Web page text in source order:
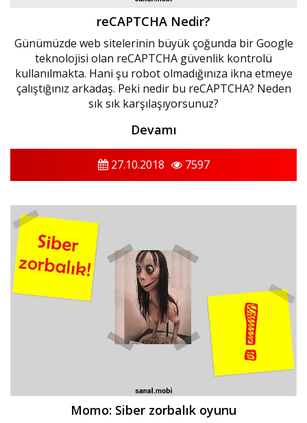
reCAPTCHA Nedir?
Günümüzde web sitelerinin büyük çoğunda bir Google
teknolojisi olan reCAPTCHA güvenlik kontrolü
kullanılmakta. Hani şu robot olmadığınıza ikna etmeye
çalıştığınız arkadaş. Peki nedir bu reCAPTCHA? Neden
sık sık karşılaşıyorsunuz?
Devamı
27.10.2018 7597
Momo: Siber zorbalık oyunu